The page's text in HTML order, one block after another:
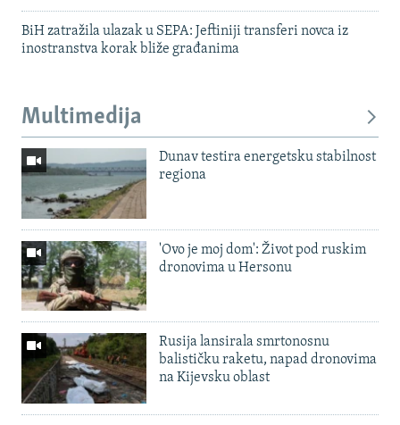
BiH zatražila ulazak u SEPA: Jeftiniji transferi novca iz
inostranstva korak bliže građanima
Multimedija
Dunav testira energetsku stabilnost
regiona
'Ovo je moj dom': Život pod ruskim
dronovima u Hersonu
Rusija lansirala smrtonosnu
balističku raketu, napad dronovima
na Kijevsku oblast